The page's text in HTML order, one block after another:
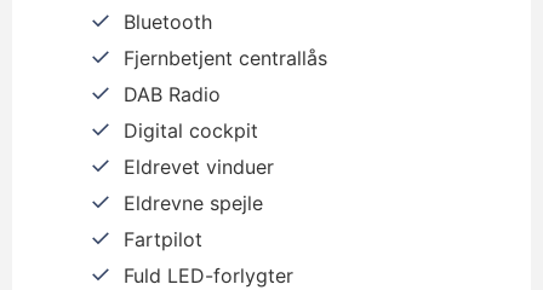
Bluetooth
Fjernbetjent centrallås
DAB Radio
Digital cockpit
Eldrevet vinduer
Eldrevne spejle
Fartpilot
Fuld LED-forlygter